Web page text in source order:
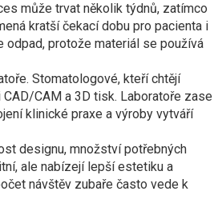
může trvat několik týdnů, zatímco
kratší čekací dobu pro pacienta i
odpad, protože materiál se používá
Stomatologové, kteří chtějí
CAM a 3D tisk. Laboratoře zase
klinické praxe a výroby vytváří
designu, množství potřebných
ale nabízejí lepší estetiku a
návštěv zubaře často vede k